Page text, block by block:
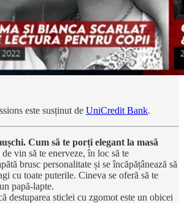
este susținut de UniCredit Bank.
Cum să te porți elegant la masă
vin să te enerveze, în loc să te
brusc personalitate și se încăpățânează să
cu toate puterile. Cineva se oferă să te
papă-lapte.
destuparea sticlei cu zgomot este un obicei